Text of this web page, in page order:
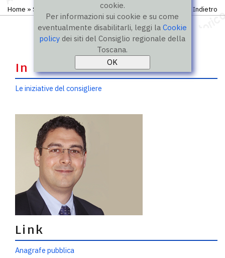
cookie.
Per informazioni sui cookie e su come
eventualmente disabilitarli, leggi laCookie
policy dei siti del Consiglio regionale della
Toscana.
Home » Storico IX legislatura»Consiglieri Indietro
In evidenza
Le iniziative del consigliere
Link
Anagrafe pubblica